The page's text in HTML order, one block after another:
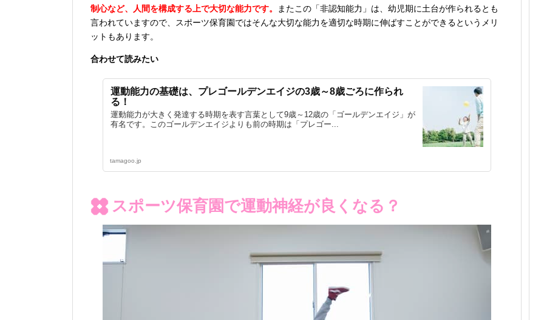
制心など、人間を構成する上で大切な能力です。
またこの「非認知能力」は、幼児期に土台が作られるとも
言われていますので、スポーツ保育園ではそんな大切な能力を適切な時期に伸ばすことができるというメリ
ットもあります。
合わせて読みたい
運動能力の基礎は、プレゴールデンエイジの3歳～8歳ごろに作られ
る！
運動能力が大きく発達する時期を表す言葉として9歳～12歳の「ゴールデンエイジ」が
有名です。このゴールデンエイジよりも前の時期は「プレゴー...
tamagoo.jp
スポーツ保育園で運動神経が良くなる？